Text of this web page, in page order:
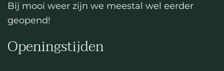
Bij mooi weer zijn we meestal wel eerder
geopend!
Openingstijden